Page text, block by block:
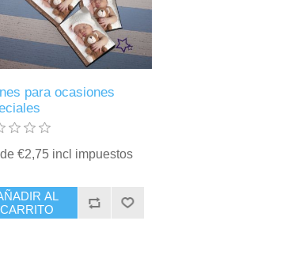
para ocasiones
€2,75 incl impuestos
AL
CARRITO